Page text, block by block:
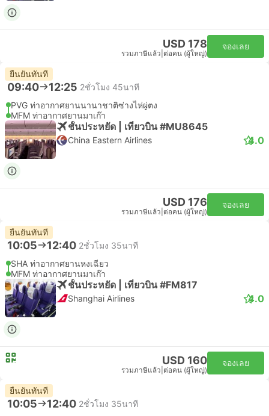
USD 178
รวมภาษีแล้ว ต่อคน (ผู้ใหญ่)
จองเลย
ยืนยันทันที
09:40 12:25 2ชั่วโมง 45นาที
PVG ท่าอากาศยานนานาชาติซ่างไห่ผู่ตง
MFM ท่าอากาศยานมาเก๊า
ชั้นประหยัด | เที่ยวบิน #MU8645
China Eastern Airlines 4.0
USD 176
รวมภาษีแล้ว ต่อคน (ผู้ใหญ่)
จองเลย
ยืนยันทันที
10:05 12:40 2ชั่วโมง 35นาที
SHA ท่าอากาศยานหงเฉียว
MFM ท่าอากาศยานมาเก๊า
ชั้นประหยัด | เที่ยวบิน #FM817
Shanghai Airlines 4.0
USD 160
รวมภาษีแล้ว ต่อคน (ผู้ใหญ่)
จองเลย
ยืนยันทันที
10:05 12:40 2ชั่วโมง 35นาที